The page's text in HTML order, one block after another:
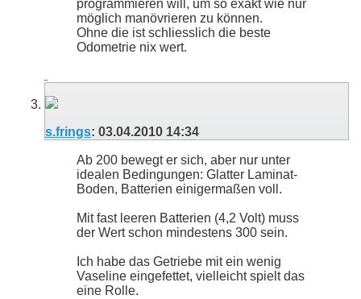
programmieren will, um so exakt wie nur
möglich manövrieren zu können.
Ohne die ist schliesslich die beste
Odometrie nix wert.
s.frings: 03.04.2010 14:34
Ab 200 bewegt er sich, aber nur unter
idealen Bedingungen: Glatter Laminat-
Boden, Batterien einigermaßen voll.
Mit fast leeren Batterien (4,2 Volt) muss
der Wert schon mindestens 300 sein.
Ich habe das Getriebe mit ein wenig
Vaseline eingefettet, vielleicht spielt das
eine Rolle.